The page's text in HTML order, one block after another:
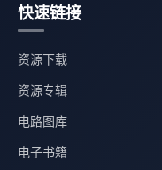
快速链接
资源下载
资源专辑
电路图库
电子书籍